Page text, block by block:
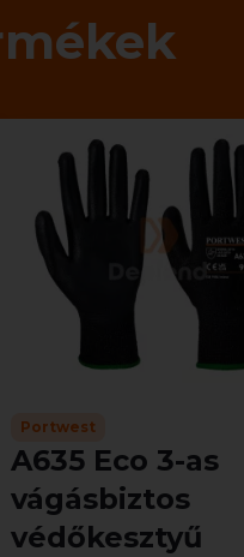
Portwest
A635 Eco 3-as
vágásbiztos
védőkesztyű